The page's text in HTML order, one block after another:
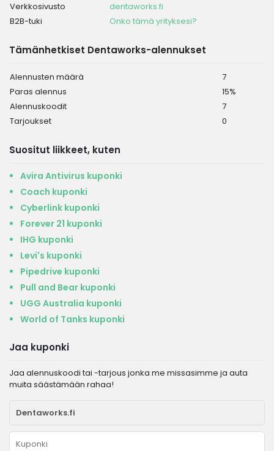
Verkkosivusto
dentaworks.fi
B2B-tuki
Onko tämä yrityksesi?
Tämänhetkiset Dentaworks-alennukset
Alennusten määrä
7
Paras alennus
15%
Alennuskoodit
7
Tarjoukset
0
Suositut liikkeet, kuten
Avira Antivirus kuponki
Coach kuponki
Cyberlink kuponki
Forever 21 kuponki
IHG kuponki
Levi's kuponki
Pipedrive kuponki
Pull and Bear kuponki
UGG Australia kuponki
World of Tanks kuponki
Jaa kuponki
Jaa alennuskoodi tai -tarjous jonka me missasimme ja auta
muita säästämään rahaa!